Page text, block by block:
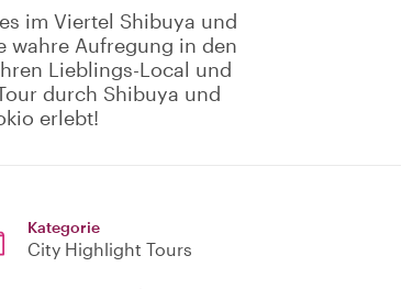
im Viertel Shibuya und
wahre Aufregung in den
Lieblings-Local und
durch Shibuya und
erlebt!
Kategorie
City Highlight Tours